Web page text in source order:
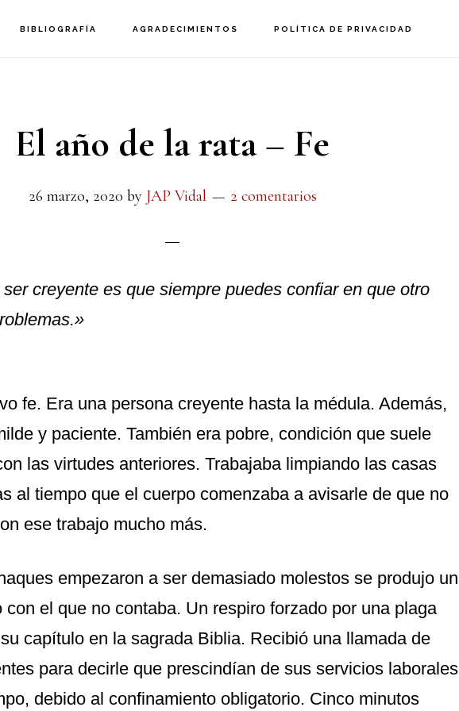
BIBLIOGRAFÍA AGRADECIMIENTOS POLÍTICA DE PRIVACIDAD
El año de la rata – Fe
26 marzo, 2020 by JAP Vidal 2 comentarios
creyente es que siempre puedes confiar en que otro
fe. Era una persona creyente hasta la médula. Además,
y paciente. También era pobre, condición que suele
las virtudes anteriores. Trabajaba limpiando las casas
al tiempo que el cuerpo comenzaba a avisarle de que no
ese trabajo mucho más.
empezaron a ser demasiado molestos se produjo un
con el que no contaba. Un respiro forzado por una plaga
capítulo en la sagrada Biblia. Recibió una llamada de
para decirle que prescindían de sus servicios laborales
debido al confinamiento obligatorio. Cinco minutos